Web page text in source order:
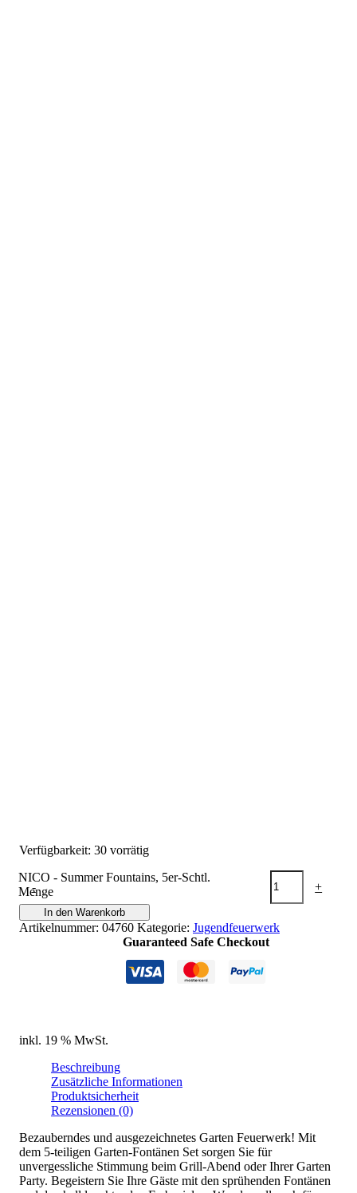
Verfügbarkeit: 30 vorrätig
-
NICO - Summer Fountains, 5er-Schtl.
Menge
+
In den Warenkorb
Artikelnummer: 04760 Kategorie: Jugendfeuerwerk
Guaranteed Safe Checkout
inkl. 19 % MwSt.
Beschreibung
Zusätzliche Informationen
Produktsicherheit
Rezensionen (0)
Bezauberndes und ausgezeichnetes Garten Feuerwerk! Mit
dem 5-teiligen Garten-Fontänen Set sorgen Sie für
unvergessliche Stimmung beim Grill-Abend oder Ihrer Garten
Party. Begeistern Sie Ihre Gäste mit den sprühenden Fontänen